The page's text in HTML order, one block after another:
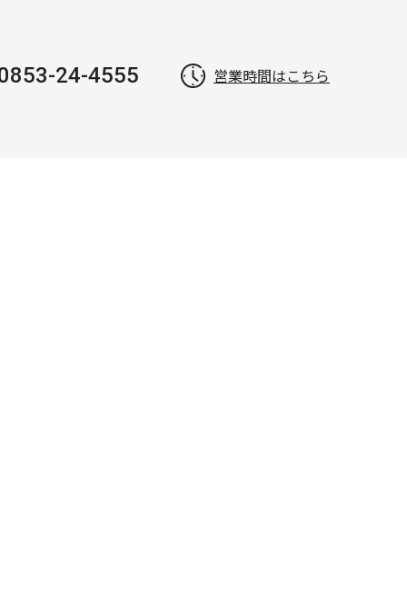
24-4555 営業時間はこちら